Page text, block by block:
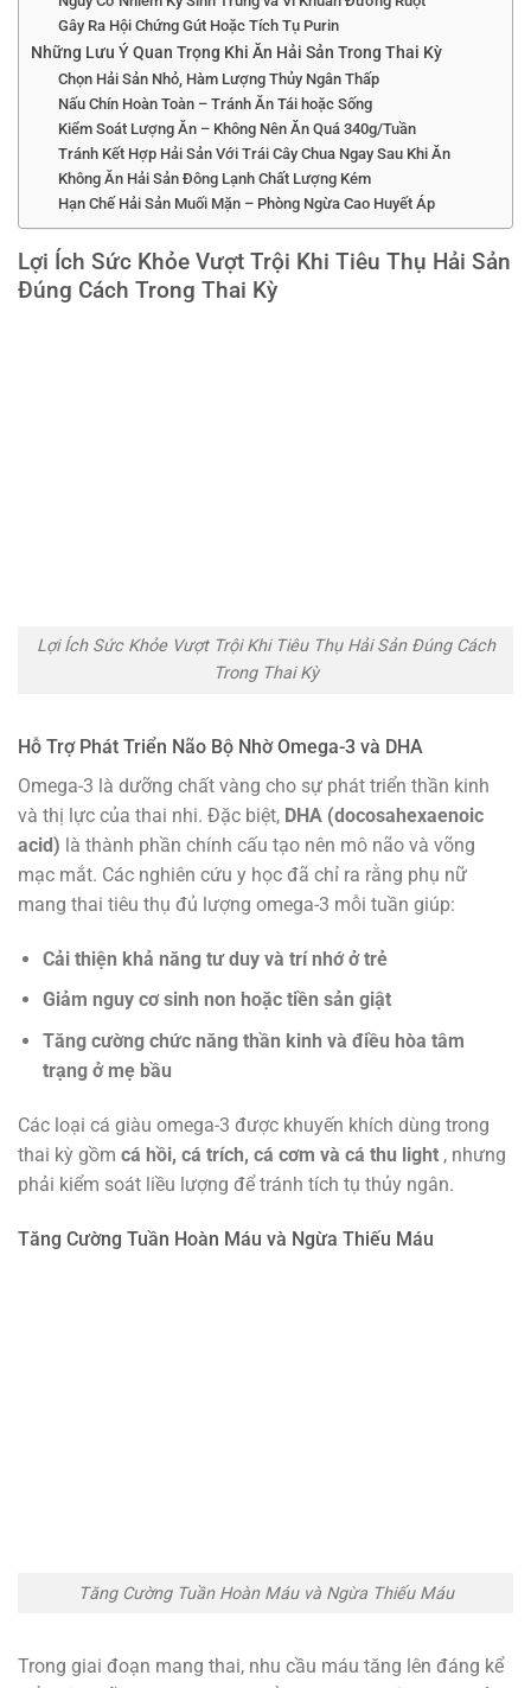
Gây Ra Hội Chứng Gút Hoặc Tích Tụ Purin
Những Lưu Ý Quan Trọng Khi Ăn Hải Sản Trong Thai Kỳ
Chọn Hải Sản Nhỏ, Hàm Lượng Thủy Ngân Thấp
Nấu Chín Hoàn Toàn – Tránh Ăn Tái hoặc Sống
Kiểm Soát Lượng Ăn – Không Nên Ăn Quá 340g/Tuần
Tránh Kết Hợp Hải Sản Với Trái Cây Chua Ngay Sau Khi Ăn
Không Ăn Hải Sản Đông Lạnh Chất Lượng Kém
Hạn Chế Hải Sản Muối Mặn – Phòng Ngừa Cao Huyết Áp
Lợi Ích Sức Khỏe Vượt Trội Khi Tiêu Thụ Hải Sản
Đúng Cách Trong Thai Kỳ
Lợi Ích Sức Khỏe Vượt Trội Khi Tiêu Thụ Hải Sản Đúng Cách
Trong Thai Kỳ
Hỗ Trợ Phát Triển Não Bộ Nhờ Omega-3 và DHA
Omega-3 là dưỡng chất vàng cho sự phát triển thần kinh
và thị lực của thai nhi. Đặc biệt, DHA (docosahexaenoic
acid) là thành phần chính cấu tạo nên mô não và võng
mạc mắt. Các nghiên cứu y học đã chỉ ra rằng phụ nữ
mang thai tiêu thụ đủ lượng omega-3 mỗi tuần giúp:
Cải thiện khả năng tư duy và trí nhớ ở trẻ
Giảm nguy cơ sinh non hoặc tiền sản giật
Tăng cường chức năng thần kinh và điều hòa tâm
trạng ở mẹ bầu
Các loại cá giàu omega-3 được khuyến khích dùng trong
thai kỳ gồm cá hồi, cá trích, cá cơm và cá thu light , nhưng
phải kiểm soát liều lượng để tránh tích tụ thủy ngân.
Tăng Cường Tuần Hoàn Máu và Ngừa Thiếu Máu
Tăng Cường Tuần Hoàn Máu và Ngừa Thiếu Máu
Trong giai đoạn mang thai, nhu cầu máu tăng lên đáng kể